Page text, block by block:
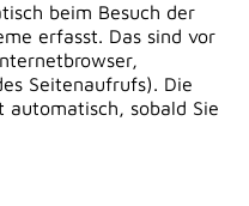
beim Besuch der
erfasst. Das sind vor
Seitenaufrufs). Die
automatisch, sobald Sie